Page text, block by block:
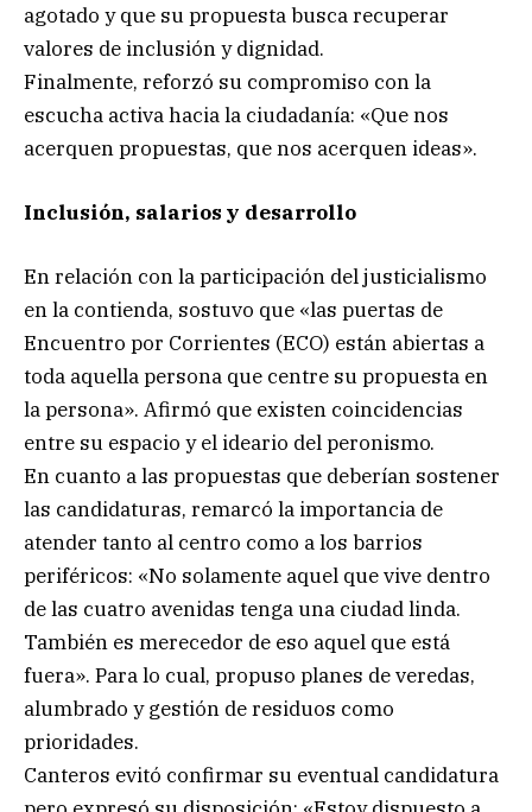
agotado y que su propuesta busca recuperar
valores de inclusión y dignidad.
Finalmente, reforzó su compromiso con la
escucha activa hacia la ciudadanía: «Que nos
acerquen propuestas, que nos acerquen ideas».
Inclusión, salarios y desarrollo
En relación con la participación del justicialismo
en la contienda, sostuvo que «las puertas de
Encuentro por Corrientes (ECO) están abiertas a
toda aquella persona que centre su propuesta en
la persona». Afirmó que existen coincidencias
entre su espacio y el ideario del peronismo.
En cuanto a las propuestas que deberían sostener
las candidaturas, remarcó la importancia de
atender tanto al centro como a los barrios
periféricos: «No solamente aquel que vive dentro
de las cuatro avenidas tenga una ciudad linda.
También es merecedor de eso aquel que está
fuera». Para lo cual, propuso planes de veredas,
alumbrado y gestión de residuos como
prioridades.
Canteros evitó confirmar su eventual candidatura